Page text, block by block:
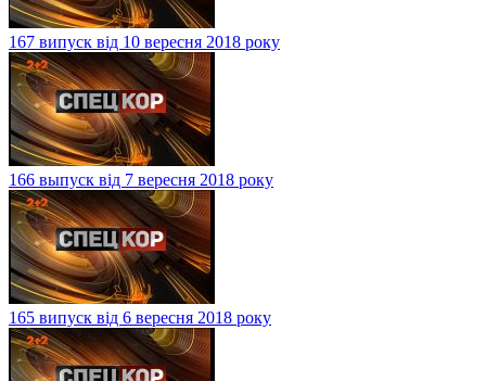
167 випуск від 10 вересня 2018 року
166 выпуск від 7 вересня 2018 року
165 випуск від 6 вересня 2018 року